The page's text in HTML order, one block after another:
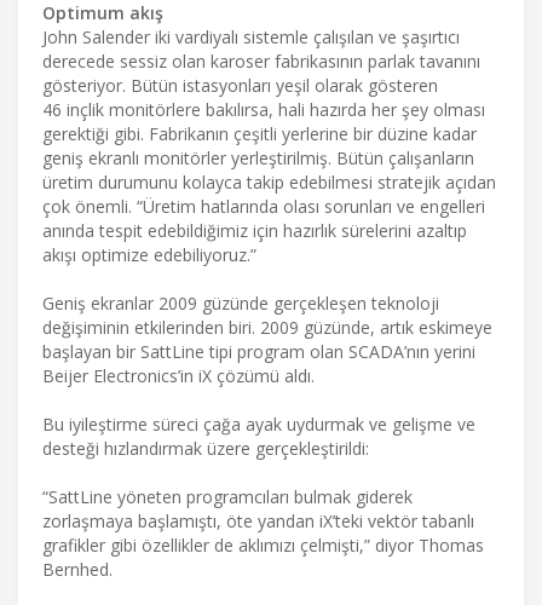
Optimum akış
John Salender iki vardiyalı sistemle çalışılan ve şaşırtıcı
derecede sessiz olan karoser fabrikasının parlak tavanını
gösteriyor. Bütün istasyonları yeşil olarak gösteren
46 inçlik monitörlere bakılırsa, hali hazırda her şey olması
gerektiği gibi. Fabrikanın çeşitli yerlerine bir düzine kadar
geniş ekranlı monitörler yerleştirilmiş. Bütün çalışanların
üretim durumunu kolayca takip edebilmesi stratejik açıdan
çok önemli. “Üretim hatlarında olası sorunları ve engelleri
anında tespit edebildiğimiz için hazırlık sürelerini azaltıp
akışı optimize edebiliyoruz.”
Geniş ekranlar 2009 güzünde gerçekleşen teknoloji
değişiminin etkilerinden biri. 2009 güzünde, artık eskimeye
başlayan bir SattLine tipi program olan SCADA’nın yerini
Beijer Electronics’in iX çözümü aldı.
Bu iyileştirme süreci çağa ayak uydurmak ve gelişme ve
desteği hızlandırmak üzere gerçekleştirildi:
“SattLine yöneten programcıları bulmak giderek
zorlaşmaya başlamıştı, öte yandan iX’teki vektör tabanlı
grafikler gibi özellikler de aklımızı çelmişti,” diyor Thomas
Bernhed.